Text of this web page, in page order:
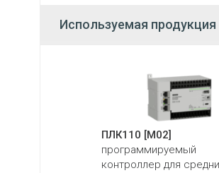
Используемая
ПЛК110 [М02]
программируемый
контроллер для